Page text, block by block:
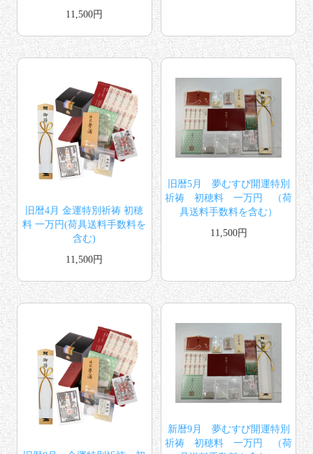
11,500円
旧暦4月 金運特別祈祷 初穂
料 一万円(荷具送料手数料を
含む)
11,500円
旧暦5月 夢むすび開運特別
祈祷 初穂料 一万円 （荷
具送料手数料を含む）
11,500円
新暦9月 夢むすび開運特別
祈祷 初穂料 一万円 （荷